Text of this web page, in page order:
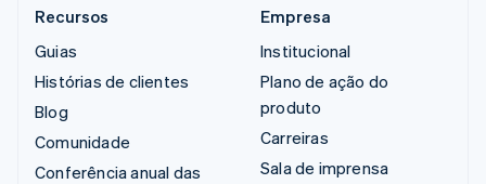
Recursos
Guias
Histórias de clientes
Blog
Comunidade
Conferência anual das
Empresa
Institucional
Plano de ação do
produto
Carreiras
Sala de imprensa